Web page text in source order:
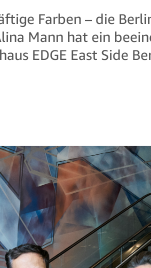
Farben – die
Mann hat ein
EDGE East Side